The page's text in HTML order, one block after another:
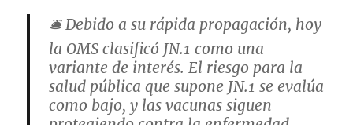
🛎️ Debido a su rápida propagación, hoy
la OMS clasificó JN.1 como una
variante de interés. El riesgo para la
salud pública que supone JN.1 se evalúa
como bajo, y las vacunas siguen
protegiendo contra la enfermedad